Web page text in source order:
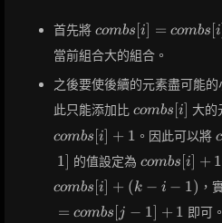
首先將 combs[i]
=
combs[i]
+ 1
combs i = combs [i
當前組合大的組合。
之後要使後續的元素盡可能
此只能添加比 combs[i]
combs i 大的
combs [i] + 1 。因此可以將 c
1] 的值設定為 combs[i]
combs[i]
+ 2, ...,
combs [i] + 1
combs i + (k − i − 1) ，
= combs j − 1 + 1 即可。